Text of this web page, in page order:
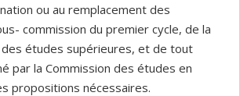
ou au remplacement des
commission du premier cycle, de la
des études supérieures, et de tout
par la Commission des études en
propositions nécessaires.